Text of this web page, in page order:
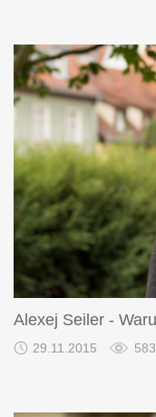
Alexej Seiler -
29.11.2015